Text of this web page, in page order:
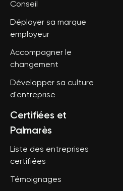
Conseil
Déployer sa marque
employeur
Accompagner le
changement
Développer sa culture
d'entreprise
Certifiées et
Palmarès
Liste des entreprises
certifiées
Témoignages